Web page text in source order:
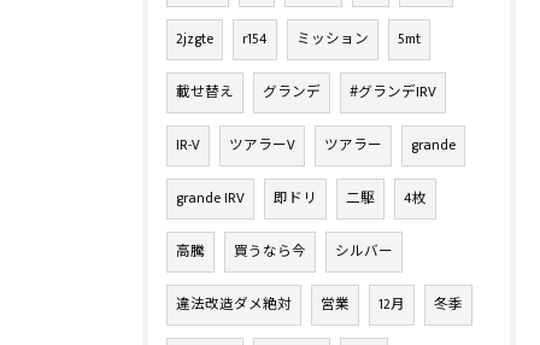
2jzgte r154 ミッション 5mt
載せ替え グランデ #グランデIRV
IR-V ツアラーV ツアラー grande
grande IRV 即ドリ 二駆 4枚
高騰 買うなら今 シルバー
違法改造ダメ絶対 営業 12月 冬季